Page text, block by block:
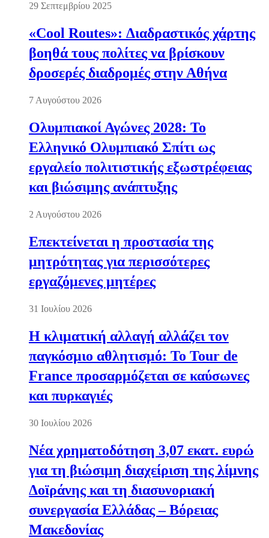
29 Σεπτεμβρίου 2025
«Cool Routes»: Διαδραστικός χάρτης
βοηθά τους πολίτες να βρίσκουν
δροσερές διαδρομές στην Αθήνα
7 Αυγούστου 2026
Ολυμπιακοί Αγώνες 2028: Το
Ελληνικό Ολυμπιακό Σπίτι ως
εργαλείο πολιτιστικής εξωστρέφειας
και βιώσιμης ανάπτυξης
2 Αυγούστου 2026
Επεκτείνεται η προστασία της
μητρότητας για περισσότερες
εργαζόμενες μητέρες
31 Ιουλίου 2026
Η κλιματική αλλαγή αλλάζει τον
παγκόσμιο αθλητισμό: Το Tour de
France προσαρμόζεται σε καύσωνες
και πυρκαγιές
30 Ιουλίου 2026
Νέα χρηματοδότηση 3,07 εκατ. ευρώ
για τη βιώσιμη διαχείριση της λίμνης
Δοϊράνης και τη διασυνοριακή
συνεργασία Ελλάδας – Βόρειας
Μακεδονίας